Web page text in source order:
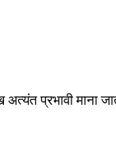
प्रभावी माना